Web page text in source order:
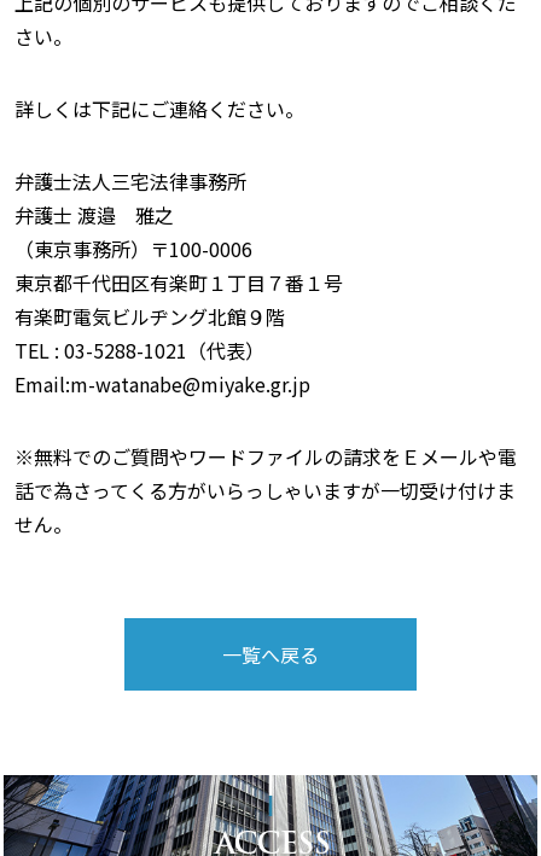
さい。
詳しくは下記にご連絡ください。
弁護士法人三宅法律事務所
弁護士 渡邉 雅之
（東京事務所）〒100-0006
東京都千代田区有楽町１丁目７番１号
有楽町電気ビルヂング北館９階
TEL : 03-5288-1021（代表）
Email:m-watanabe@miyake.gr.jp
※無料でのご質問やワードファイルの請求をＥメールや電
話で為さってくる方がいらっしゃいますが一切受け付けま
せん。
一覧へ戻る